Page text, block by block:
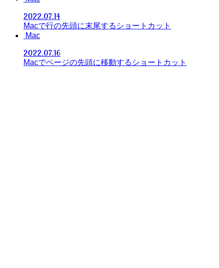
2022.07.14
Macで行の先頭に末尾するショートカット
Mac
2022.07.16
Macでページの先頭に移動するショートカット